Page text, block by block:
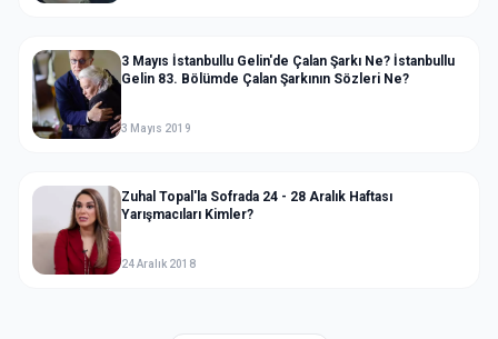
3 Mayıs İstanbullu Gelin'de Çalan Şarkı Ne? İstanbullu
Gelin 83. Bölümde Çalan Şarkının Sözleri Ne?
3 Mayıs 2019
Zuhal Topal'la Sofrada 24 - 28 Aralık Haftası
Yarışmacıları Kimler?
24 Aralık 2018